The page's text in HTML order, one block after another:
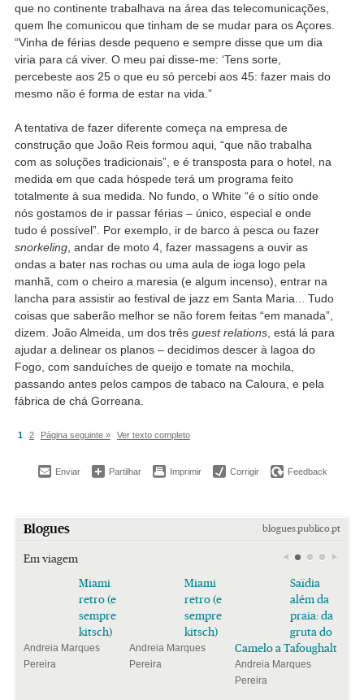
que no continente trabalhava na área das telecomunicações,
quem lhe comunicou que tinham de se mudar para os Açores.
“Vinha de férias desde pequeno e sempre disse que um dia
viria para cá viver. O meu pai disse-me: ‘Tens sorte,
percebeste aos 25 o que eu só percebi aos 45: fazer mais do
mesmo não é forma de estar na vida.”
A tentativa de fazer diferente começa na empresa de
construção que João Reis formou aqui, “que não trabalha
com as soluções tradicionais”, e é transposta para o hotel, na
medida em que cada hóspede terá um programa feito
totalmente à sua medida. No fundo, o White “é o sítio onde
nós gostamos de ir passar férias – único, especial e onde
tudo é possível”. Por exemplo, ir de barco à pesca ou fazer
snorkeling, andar de moto 4, fazer massagens a ouvir as
ondas a bater nas rochas ou uma aula de ioga logo pela
manhã, com o cheiro a maresia (e algum incenso), entrar na
lancha para assistir ao festival de jazz em Santa Maria... Tudo
coisas que saberão melhor se não forem feitas “em manada”,
dizem. João Almeida, um dos três guest relations, está lá para
ajudar a delinear os planos – decidimos descer à lagoa do
Fogo, com sanduíches de queijo e tomate na mochila,
passando antes pelos campos de tabaco na Caloura, e pela
fábrica de chá Gorreana.
1 2 Página seguinte » Ver texto completo
Enviar Partilhar Imprimir Corrigir Feedback
Blogues blogues.publico.pt
Em viagem
Miami
retro (e
sempre
kitsch)
Andreia Marques
Pereira
Miami
retro (e
sempre
kitsch)
Andreia Marques
Pereira
Saïdia
além da
praia: da
gruta do
Camelo a Tafoughalt
Andreia Marques
Pereira